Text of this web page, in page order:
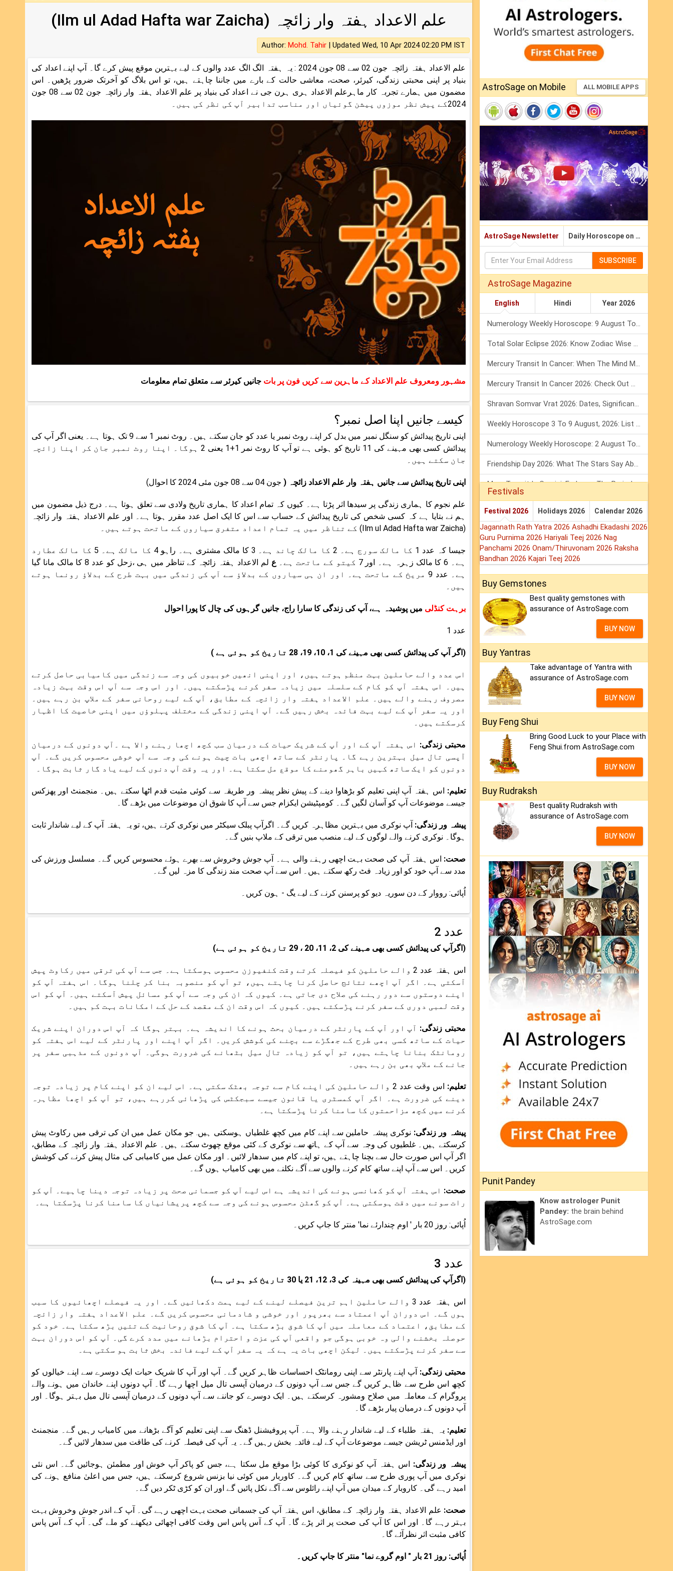
علم الاعداد ہفتہ وار زائچہ (Ilm ul Adad Hafta war Zaicha)
Author: Mohd. Tahir | Updated Wed, 10 Apr 2024 02:20 PM IST
علم الاعداد ہفتہ زائچہ جون 02 سے 08 جون 2024 : یہ ہفتہ الگ الگ عدد والوں کے لیے بہترین موقع پیش کرے گا۔ آپ اپنے اعداد کی
بنیاد پر اپنی محبتی زندگی، کیرئر، صحت، معاشی حالت کے بارے میں جاننا چاہتے ہیں، تو اس بلاگ کو آخرتک ضرور پڑھیں۔ اس
مضمون میں ہمارے تجربہ کار ماہرعلم الاعداد ہری ہرن جی نے اعداد کی بنیاد پر علم الاعداد ہفتہ وار زائچہ جون 02 سے 08 جون
2024کے پیش نظر موزوں پیشن گوئیاں اور مناسب تدابیر آپ کی نظر کی ہیں۔
مشہور ومعروف علم الاعداد کے ماہرین سے کریں فون پر بات جانیں کیرئر سے متعلق تمام معلومات
کیسے جانیں اپنا اصل نمبر؟
اپنی تاریخ پیدائش کو سنگل نمبر میں بدل کر اپنے روٹ نمبر یا عدد کو جان سکتے ہیں۔ روٹ نمبر 1 سے 9 تک ہوتا ہے۔ یعنی اگر آپ کی
پیدائش کسی بھی مہینے کی 11 تاریخ کو ہوئی ہے تو آپ کا روٹ نمر 1+1 یعنی 2 ہوگا۔ اپنا روٹ نمبر جان کر اپنا زائچہ
جان سکتے ہیں۔
اپنی تاریخ پیدائش سے جانیں ہفتہ وار علم الاعداد زائچہ ( جون 04 سے 08 جون مئی 2024 کا احوال)
علم نجوم کا ہماری زندگی پر سیدھا اثر پڑتا ہے۔ کیوں کہ تمام اعداد کا ہماری تاریخ ولادی سے تعلق ہوتا ہے۔ درج ذیل مضمون میں
ہم نے بتایا ہے کہ کسی شخص کی تاریخ پیدائش کے حساب سے اس کا ایک اصل عدد مقرر ہوتا ہے۔ اور علم الاعداد ہفتہ وار زائچہ
(Ilm ul Adad Hafta war Zaicha) کے تناظر میں یہ تمام اعداد متفرق سیاروں کے ماتحت ہوتے ہیں۔
جیسا کہ عدد 1 کا مالک سورج ہے۔ 2 کا مالک چاند ہے۔ 3 کا مالک مشتری ہے۔ راہو 4 کا مالک ہے۔ 5 کا مالک عطارد
ہے۔ 6 کا مالک زہرہ ہے۔ اور 7 کیتو کے ماتحت ہے۔
ع
لم الاعداد ہفتہ زائچہ کے تناظر میں ہی ،زحل کو عدد 8 کا مالک مانا گیا
ہے۔ عدد 9 مریخ کے ماتحت ہے۔ اور ان ہی سیاروں کے بدلاؤ سے آپ کی زندگی میں بہت طرح کے بدلاؤ رونما ہوتے
ہیں۔
برہت کنڈلی میں پوشیدہ ہے، آپ کی زندگی کا سارا راج، جانیں گرہوں کی چال کا پورا احوال
عدد 1
(اگر آپ کی پیدائش کسی بھی مہینے کی 1، 10، 19، 28 تاریخ کو ہوئی ہے )
اس عدد والے حاملین بہت منظم ہوتے ہیں، اور اپنی انھیں خوبیوں کی وجہ سے زندگی میں کامیابی حاصل کرتے
ہیں۔ اس ہفتہ آپ کو کام کے سلسلہ میں زیادہ سفر کرنے پڑسکتے ہیں۔ اور اس وجہ سے آپ اس وقت بہت زیادہ
مصروف رہنے والے ہیں۔ علم الاعداد ہفتہ وار زائچہ کے مطابق، آپ کے لیے روحانی سفر کے ملاپ بن رہے ہیں۔
اور یہ سفر آپ کے لیے بہت فائدہ بخش رہیں گے۔ آپ اپنی زندگی کے مختلف پہلوؤں میں اپنی خاصیت کا اظہار
کرسکتے ہیں۔
محبتی زندگی: اس ہفتہ آپ کے اور آپ کے شریک حیات کے درمیان سب کچھ اچھا رہنے والا ہے ۔آپ دونوں کے درمیان
آپسی تال میل بہترین رہے گا۔ پارنٹر کے ساتھ اچھی بات چیت ہونے کی وجہ سے آپ خوشی محسوس کریں گے۔ آپ
دونوں کو ایک ساتھ کہیں باہر گھومنے کا موقع مل سکتا ہے۔ اور یہ وقت آپ دنوں کے لیے یاد گار ثابت ہوگا۔
تعلیم: اس ہفتہ آپ اپنی تعلیم کو بڑھاوا دینے کے پیش نظر پیشہ ور طریقہ سے کوئی مثبت قدم اٹھا سکتے ہیں۔ منجمنٹ اور پھزکس
جیسے موضوعات آپ کو آسان لگیں گے۔ کومپٹیشن ایکزام جس سے آپ کا شوق ان موضوعات میں بڑھے گا۔
پیشہ ور زندگی: آپ نوکری میں بہترین مظاہرہ کریں گے۔ اگرآپ پبلک سیکٹر میں نوکری کرتے ہیں، تو یہ ہفتہ آپ کے لیے شاندار ثابت
ہوگا۔ نوکری کرنے والے لوگوں کے لیے منصب میں ترقی کے ملاپ بنیں گے۔
صحت: اس ہفتہ آپ کی صحت بہت اچھی رہنے والی ہے۔ آپ جوش وخروش سے بھرے ہوئے محسوس کریں گے۔ مسلسل ورزش کی
مدد سے آپ خود کو اور زیادہ فٹ رکھ سکتے ہیں۔ اس سے آپ صحت مند زندگی کا مزہ لیں گے۔
اُپائی: رووار کے دن سوریہ دیو کو پرسنن کرنے کے لیے یگ - ہون کریں۔
عدد 2
(اگرآپ کی پیدائش کسی بھی مہینے کی 2، 11، 20 ، 29 تاریخ کو ہوئی ہے)
اس ہفتہ عدد 2 والے حاملین کو فیصلہ کرتے وقت کنفیوزن محسوس ہوسکتا ہے۔ جس سے آپ کی ترقی میں رکاوٹ پیش
آسکتی ہے۔ اگر آپ اچھے نتائج حاصل کرنا چاہتے ہیں، تو آپ کو منصوبہ بنا کر چلنا ہوگا۔ اس ہفتہ آپ کو
اپنے دوستوں سے دور رہنے کی صلاح دی جاتی ہے۔ کیوں کہ ان کی وجہ سے آپ کو مسائل پیش آسکتے ہیں۔ آپ کو اس
وقت لمبی دوری کے سفر کرنے پڑسکتے ہیں۔ کیوں کہ اس وقت ان کے مقصد کے حل کے امکانات بہت کم ہیں۔
محبتی زندگی: آپ اور آپ کے پارنٹر کے درمیان بحث ہونے کا اندیشہ ہے۔ بہتر ہوگا کہ آپ اس دوران اپنے شریک
حیات کے ساتھ کسی بھی طرح کے جھگڑے سے بچنے کی کوشش کریں۔ اگر آپ اپنے اور پارنٹر کے لیے اس ہفتہ کو
رومانٹک بنانا چاہتے ہیں، تو آپ کو زیادہ تال میل بٹھانے کی ضرورت ہوگی۔ آپ دونوں کے مذہبی سفر پر
جانے کے ملاپ بھی بن رہے ہیں۔
تعلیم:
اس وقت عدد 2 والے حاملین کی اپنے کام سے توجہ بھٹک سکتی ہے۔ اس لیے ان کو اپنے کام پر زیادہ توجہ
دینے کی ضرورت ہے۔ اگر آپ کمسٹری یا قانون جیسے سبجکٹس کی پڑھائی کررہے ہیں، تو آپ کو اچھا مظاہرہ
کرنے میں کچھ مزاحمتوں کا سامنا کرنا پڑسکتا ہے۔
پیشہ ور زندگی: نوکری پیشہ حاملین سے اپنے کام میں کچھ غلطیاں ہوسکتی ہیں. جو مکان عمل میں ان کی ترقی میں رکاوٹ پیش
کرسکتے ہیں۔ غلطیوں کی وجہ سے آپ کے ہاتھ سے نوکری کے کئی موقع چھوٹ سکتے ہیں۔ علم الاعداد ہفتہ وار زائچہ کے مطابق،
اگر آپ اس صورت حال سے بچنا چاہتے ہیں، تو اپنے کام میں سدھار لائیں۔ اور مکان عمل میں کامیابی کی مثال پیش کرنے کی کوشش
کریں۔ اس سے آپ اپنے ساتھ کام کرنے والوں سے آگے نکلنے میں بھی کامیاب ہوں گے۔
صحت: اس ہفتہ آپ کو کھانسی ہونے کی اندیشہ ہے اس لیے آپ کو جسمانی صحت پر زیادہ توجہ دینا چاہیے۔ آپ کو
رات سونے میں دقت ہوسکتی ہے۔ آپ کو گھٹن محسوس ہونے کی وجہ سے کچھ پریشانیاں کا سامنا کرنا پڑسکتا ہے۔
اُپائی: روز 20 بار ' اوم چندارئے نما' منتر کا جاپ کریں۔
عدد 3
(اگرآپ کی پیدائش کسی بھی مہینہ کی 3، 12، 21 یا 30 تاریخ کو ہوئی ہے)
اس ہفتہ عدد 3 والے حاملین اہم ترین فیصلے لینے کے لیے ہمت دکھائیں گے۔ اور یہ فیصلے اچھائیوں کا سبب
ہوں گے۔ اس دوران آپ اعمتاد سے بھرپور اور خوشی و شادمانی محسوس کریں گے۔ علم الاعداد ہفتہ وار زائچہ
کے مطابق، اعتماد کے معاملہ میں آپ کا شوق بڑھ سکتا ہے۔ آپ کا شوق روحانیت کے تئیں بڑھ سکتا ہے۔ خود کو
حوصلہ بخشنے والی وہ خوبی ہوگی جو واقعی آپ کی عزت و احترام بڑھانے میں مدد کرے گی۔ آپ کو اس دوران بہت
سے سفر کرنے پڑسکتے ہیں۔ لیکن اچھی بات یہ ہے کہ یہ سفر آپ کے لیے فائدہ بخش ثابت ہو سکتی ہے۔
محبتی زندگی: آپ اپنے پارنٹر سے اپنی رومانٹک احساسات ظاہر کریں گے۔ آپ اور آپ کا شریک حیات ایک دوسرے سے اپنے خیالوں کو
کچھ اس طرح سے ظاہر کریں گے جس سے آپ دونوں کے درمیان آپسی تال میل اچھا رہے گا۔ آپ دونوں اپنے خاندان میں ہونے والے
پروگرام کے معاملہ میں صلاح ومشورہ کرسکتے ہیں۔ ایک دوسرے کو جاننے سے آپ دونوں کے درمیان آپسی تال میل بہتر ہوگا۔ اور
آپ دونوں کے درمیان پیار بڑھے گا۔
تعلیم: یہ ہفتہ طلباء کے لیے شاندار رہنے والا ہے۔ آپ پروفیشنل ڈھنگ سے اپنی تعلیم کو آگے بڑھانے میں کامیاب رہیں گے۔ منجمنٹ
اور ایڈمنس ٹریشن جیسے موضوعات آپ کے لیے فائدہ بخش رہیں گے۔ یہ آپ کی فیصلہ کرنے کی طاقت میں سدھار لائیں گے۔
پیشہ ور زندگی: اس ہفتہ آپ کو نوکری کا کوئی بڑا موقع مل سکتا ہے، جس کو پاکر آپ خوش اور مطمئن ہوجائیں گے۔ اس نئی
نوکری میں آپ پوری طرح سے ساتھ کام کریں گے۔ کاوربار میں کوئی نیا بزنس شروع کرسکتے ہیں، جس میں اعلیٰ منافع ہونے کی
امید رہے گی۔ کاروبار کے میدان میں آپ اپنے رائلوس سے آگے نکل پائیں گے اور ان کو کڑی ٹکر دیں گے۔
صحت: علم الاعداد ہفتہ وار زائچہ کے مطابق، اس ہفتہ آپ کی جسمانی صحت بہت اچھی رہے گی۔ آپ کے اندر جوش وخروش بہت
بہتر رہے گا۔ اور اس کا آپ کی صحت پر اثر پڑے گا۔ آپ کے آس پاس اس وقت کافی اچھائی دیکھنے کو ملے گی۔ آپ کے آس پاس
کافی مثبت اثر نظرآئے گا۔
اُپائی: روز 21 بار " اوم گروے نما" منتر کا جاپ کریں۔
AstroSage on Mobile ALL MOBILE APPS
AstroSage Newsletter Daily Horoscope on Email
SUBSCRIBE
AstroSage Magazine
English Hindi Year 2026
Numerology Weekly Horoscope: 9 August To 15 August, 2026
Total Solar Eclipse 2026: Know Zodiac Wise Prediction
Mercury Transit In Cancer: When The Mind Meets The Heart!
Mercury Transit In Cancer 2026: Check Out What It Brings For You
Shravan Somvar Vrat 2026: Dates, Significance & Rituals In August
Weekly Horoscope 3 To 9 August, 2026: List Of Fasts & Festivals
Numerology Weekly Horoscope: 2 August To 8 August, 2026
Friendship Day 2026: What The Stars Say About Your Best Friend!
Mars Transit In Gemini: Embrace The Period Full Of Energy & Intelligence
Festivals
Festival 2026 Holidays 2026 Calendar 2026
Jagannath Rath Yatra 2026 Ashadhi Ekadashi 2026
Guru Purnima 2026 Hariyali Teej 2026 Nag
Panchami 2026 Onam/Thiruvonam 2026 Raksha
Bandhan 2026 Kajari Teej 2026
Buy Gemstones
Best quality gemstones with
assurance of AstroSage.com
BUY NOW
Buy Yantras
Take advantage of Yantra with
assurance of AstroSage.com
BUY NOW
Buy Feng Shui
Bring Good Luck to your Place with
Feng Shui.from AstroSage.com
BUY NOW
Buy Rudraksh
Best quality Rudraksh with
assurance of AstroSage.com
BUY NOW
Punit Pandey
Know astrologer Punit
Pandey: the brain behind
AstroSage.com